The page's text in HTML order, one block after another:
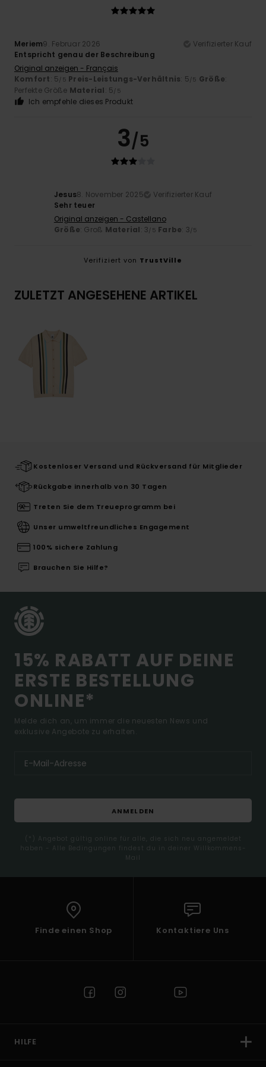
Meriem9. Februar 2026
Verifizierter Kauf
Entspricht genau der Beschreibung
Original anzeigen - Français
Komfort: 5/5 Preis-Leistungs-Verhältnis: 5/5 Größe:
Perfekte Größe Material: 5/5
Ich empfehle dieses Produkt
3/5
Jesus8. November 2025
Verifizierter Kauf
Sehr teuer
Original anzeigen - Castellano
Größe: Groß Material: 3/5 Farbe: 3/5
Verifiziert von TrustVille
ZULETZT ANGESEHENE ARTIKEL
Kostenloser Versand und Rückversand für Mitglieder
Rückgabe innerhalb von 30 Tagen
Treten Sie dem Treueprogramm bei
Unser umweltfreundliches Engagement
100% sichere Zahlung
Brauchen Sie Hilfe?
15% RABATT AUF DEINE
ERSTE BESTELLUNG
ONLINE*
Melde dich an, um immer die neuesten News und
exklusive Angebote zu erhalten.
ANMELDEN
(*) Angebot gültig online für alle, die sich neu angemeldet
haben - Alle Bedingungen findest du in deiner Willkommens-
Mail
Finde einen Shop Kontaktiere Uns
HILFE